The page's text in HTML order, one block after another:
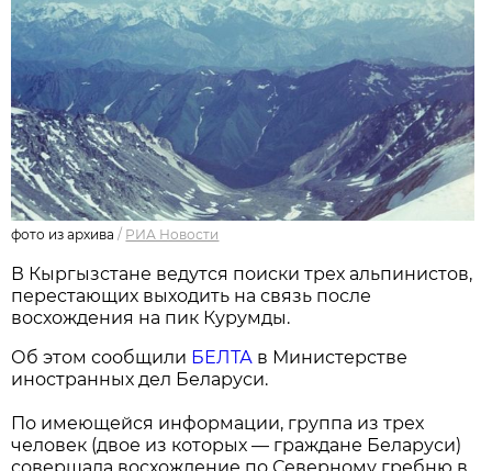
фото из архива / РИА Новости
В Кыргызстане ведутся поиски трех альпинистов,
перестающих выходить на связь после
восхождения на пик Курумды.
Об этом сообщили БЕЛТА в Министерстве
иностранных дел Беларуси.
По имеющейся информации, группа из трех
человек (двое из которых — граждане Беларуси)